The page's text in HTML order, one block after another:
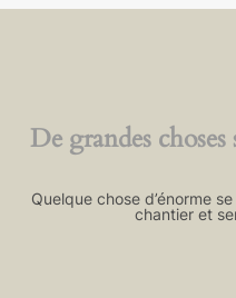
De grandes
Quelque chose d’énorme
chantier et